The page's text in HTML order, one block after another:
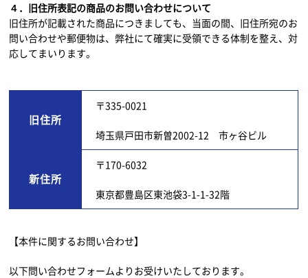
４．旧住所表記の商品のお問い合わせについて
旧住所が記載された商品につきましても、当面の間、旧住所宛のお
問い合わせや郵便物は、弊社にて確実に受領できる体制を整え、対
応してまいります。
旧住所
〒335-0021
埼玉県戸田市新曽2002-12 市ヶ谷ビル
新住所
〒170-6032
東京都豊島区東池袋3-1-1-32階
【本件に関するお問い合わせ】
以下問い合わせフォームよりお受けいたしております。